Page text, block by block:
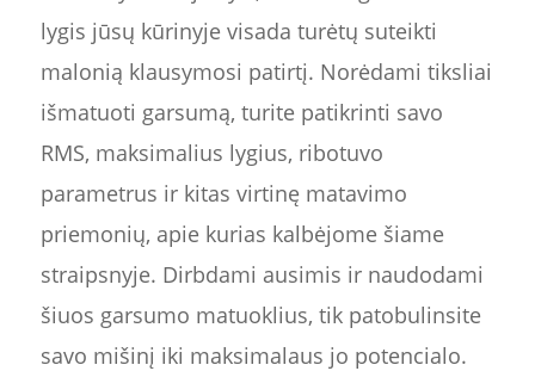
lygis jūsų kūrinyje visada turėtų suteikti
malonią klausymosi patirtį. Norėdami tiksliai
išmatuoti garsumą, turite patikrinti savo
RMS, maksimalius lygius, ribotuvo
parametrus ir kitas virtinę matavimo
priemonių, apie kurias kalbėjome šiame
straipsnyje. Dirbdami ausimis ir naudodami
šiuos garsumo matuoklius, tik patobulinsite
savo mišinį iki maksimalaus jo potencialo.